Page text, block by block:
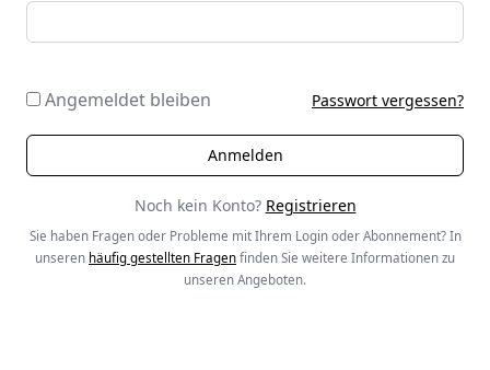
Angemeldet bleiben Passwort vergessen?
Noch kein Konto? Registrieren
Sie haben Fragen oder Probleme mit Ihrem Login oder Abonnement? In
unseren häufig gestellten Fragen finden Sie weitere Informationen zu
unseren Angeboten.